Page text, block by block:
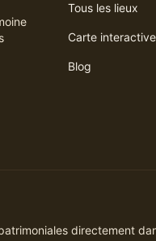
Tous les lieux
Carte interactive
Blog
directement